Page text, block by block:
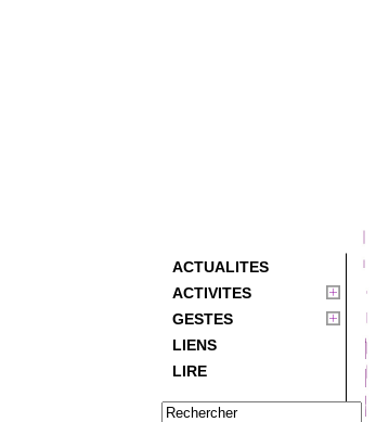
ACTUALITES
ACTIVITES
GESTES
LIENS
LIRE